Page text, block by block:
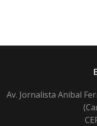
Av. Jornalista Anibal